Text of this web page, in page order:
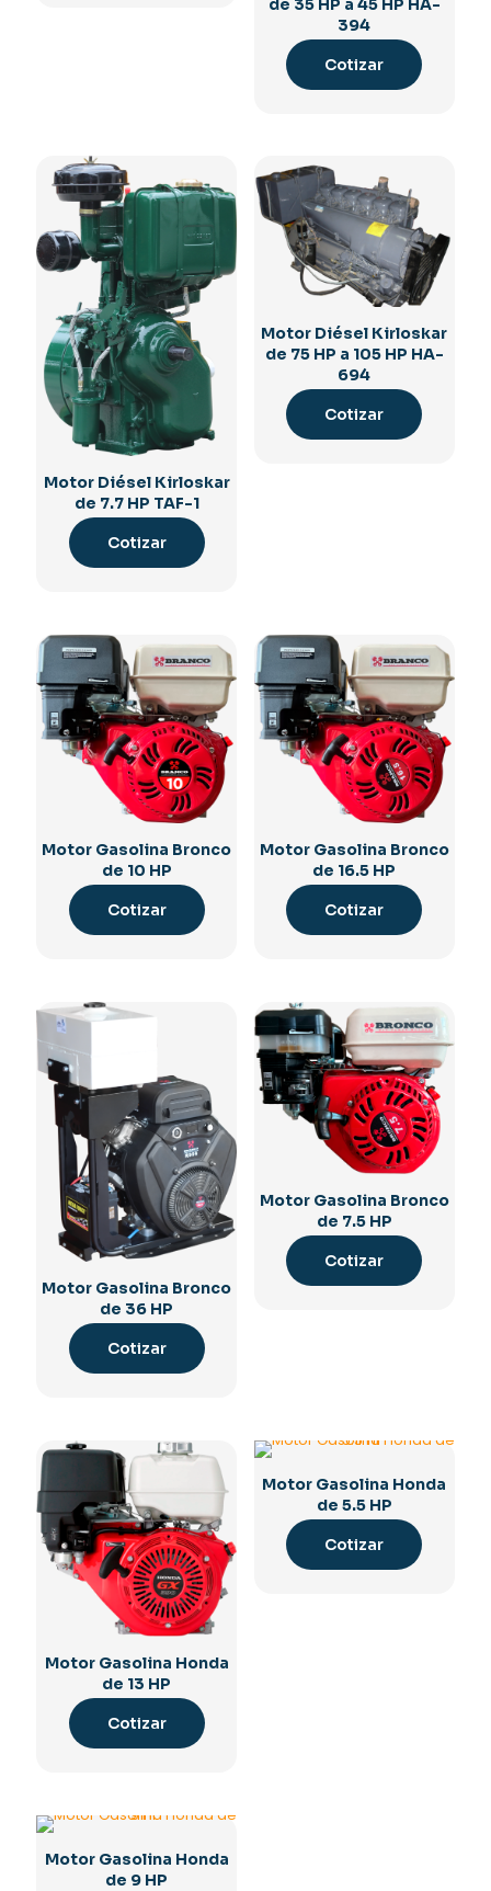
394
Cotizar
Motor Diésel Kirloskar
de 7.7 HP TAF-1
Cotizar
Motor Diésel Kirloskar
de 75 HP a 105 HP HA-
694
Cotizar
Motor Gasolina Bronco
de 10 HP
Cotizar
Motor Gasolina Bronco
de 16.5 HP
Cotizar
Motor Gasolina Bronco
de 36 HP
Cotizar
Motor Gasolina Bronco
de 7.5 HP
Cotizar
Motor Gasolina Honda
de 13 HP
Cotizar
Motor Gasolina Honda
de 5.5 HP
Cotizar
Motor Gasolina Honda
de 9 HP